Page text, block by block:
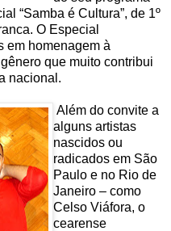
“Samba é Cultura”, de 1º
O Especial
em homenagem à
que muito contribui
nacional.
Além do convite a
alguns artistas
nascidos ou
radicados em São
Paulo e no Rio de
Janeiro – como
Celso Viáfora, o
cearense